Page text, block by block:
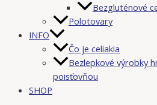
Bezgluténové
Polotovary
INFO
Čo je celiakia
Bezlepkové výrobky
poisťovňou
SHOP